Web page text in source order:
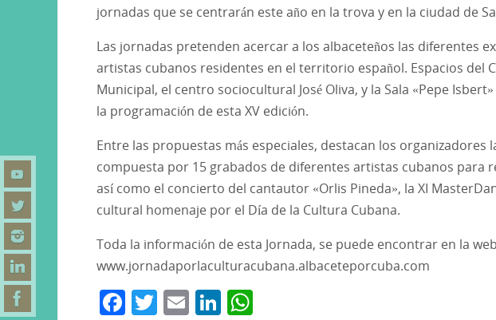
jornadas que se centrarán este año en la trova y en la ciudad de
Las jornadas pretenden acercar a los albaceteños las diferentes
artistas cubanos residentes en el territorio español. Espacios del
Municipal, el centro sociocultural José Oliva, y la Sala «Pepe
la programación de esta XV edición.
Entre las propuestas más especiales, destacan los organizadores
compuesta por 15 grabados de diferentes artistas cubanos para
así como el concierto del cantautor «Orlis Pineda», la XI
cultural homenaje por el Día de la Cultura Cubana.
Toda la información de esta Jornada, se puede encontrar en la
www.jornadaporlaculturacubana.albaceteporcuba.com
F T E Li